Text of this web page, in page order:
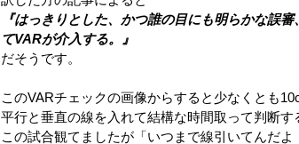
『はっきりとした、かつ誰の目にも明らかな誤
てVARが介入する。』
だそうです。
このVARチェックの画像からすると少なくとも
平行と垂直の線を入れて結構な時間取って判断
この試合観てましたが「いつまで線引いてんだよ